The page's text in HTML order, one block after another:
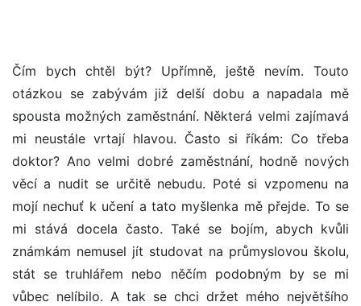
Čím bych chtěl být? Upřímně, ještě nevím. Touto
otázkou se zabývám již delší dobu a napadala mě
spousta možných zaměstnání. Některá velmi zajímavá
mi neustále vrtají hlavou. Často si říkám: Co třeba
doktor? Ano velmi dobré zaměstnání, hodně nových
věcí a nudit se určitě nebudu. Poté si vzpomenu na
mojí nechuť k učení a tato myšlenka mě přejde. To se
mi stává docela často. Také se bojím, abych kvůli
známkám nemusel jít studovat na průmyslovou školu,
stát se truhlářem nebo něčím podobným by se mi
vůbec nelíbilo. A tak se chci držet mého největšího